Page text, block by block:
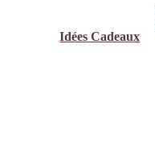
Idées Cadeaux